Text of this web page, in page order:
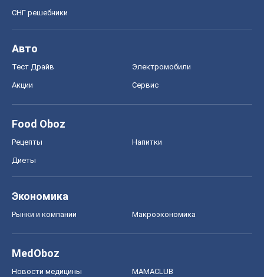
СНГ решебники
Авто
Тест Драйв Электромобили
Акции Сервис
Food Oboz
Рецепты Напитки
Диеты
Экономика
Рынки и компании Mакроэкономика
MedOboz
Новости медицины MAMACLUB